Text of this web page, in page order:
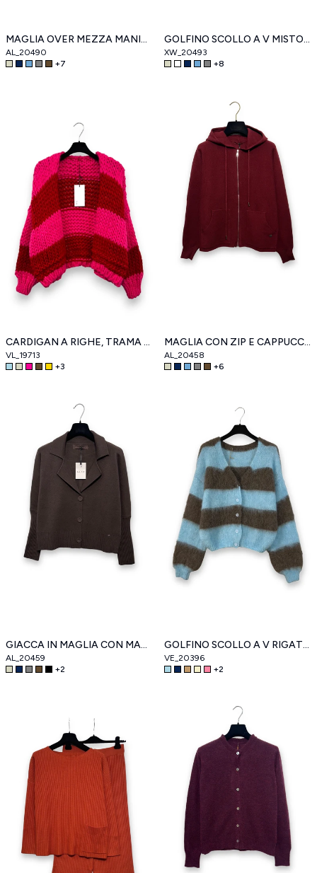
MAGLIA OVER MEZZA MANICA A PIPISTRELLO, SPACCHI AI FIANCHI
AL_20490
+7
GOLFINO SCOLLO A V MISTO LANA
XW_20493
+8
CARDIGAN A RIGHE, TRAMA SPESSA, MISTO LANA
VL_19713
+3
MAGLIA CON ZIP E CAPPUCCIO
AL_20458
+6
GIACCA IN MAGLIA CON MANICA A COSTE
AL_20459
+2
GOLFINO SCOLLO A V RIGATO MISTO LANA
VE_20396
+2